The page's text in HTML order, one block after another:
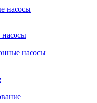
насосы
насосы